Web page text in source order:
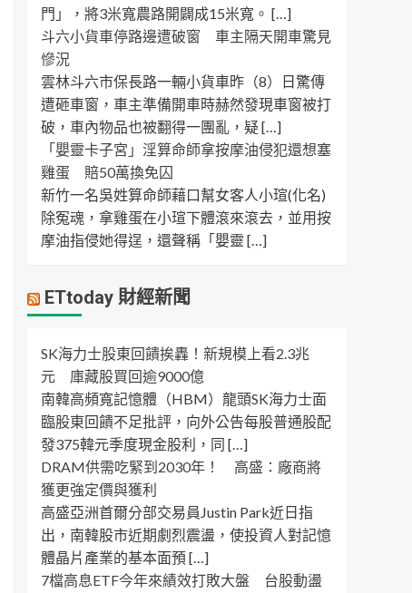
門」，將3米寬農路開闢成15米寬。 […]
斗六小貨車停路邊遭破窗 車主隔天開車驚見
慘況
雲林斗六市保長路一輛小貨車昨（8）日驚傳
遭砸車窗，車主準備開車時赫然發現車窗被打
破，車內物品也被翻得一團亂，疑 […]
「嬰靈卡子宮」淫算命師拿按摩油侵犯還想塞
雞蛋 賠50萬換免囚
新竹一名吳姓算命師藉口幫女客人小瑄(化名)
除冤魂，拿雞蛋在小瑄下體滾來滾去，並用按
摩油指侵她得逞，還聲稱「嬰靈 […]
ETtoday 財經新聞
SK海力士股東回饋挨轟！新規模上看2.3兆
元 庫藏股買回逾9000億
南韓高頻寬記憶體（HBM）龍頭SK海力士面
臨股東回饋不足批評，向外公告每股普通股配
發375韓元季度現金股利，同 […]
DRAM供需吃緊到2030年！ 高盛：廠商將
獲更強定價與獲利
高盛亞洲首爾分部交易員Justin Park近日指
出，南韓股市近期劇烈震盪，使投資人對記憶
體晶片產業的基本面預 […]
7檔高息ETF今年來績效打敗大盤 台股動盪